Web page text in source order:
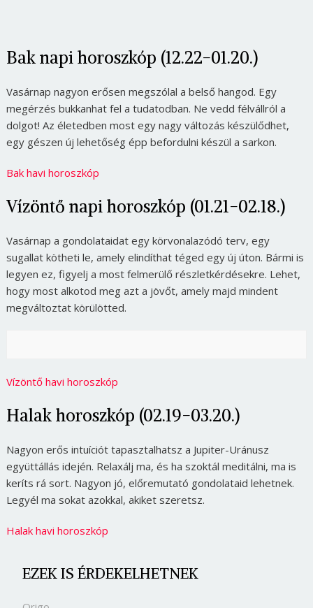
Bak napi horoszkóp (12.22-01.20.)
Vasárnap nagyon erősen megszólal a belső hangod. Egy
megérzés bukkanhat fel a tudatodban. Ne vedd félvállról a
dolgot! Az életedben most egy nagy változás készülődhet,
egy gészen új lehetőség épp befordulni készül a sarkon.
Bak havi horoszkóp
Vízöntő napi horoszkóp (01.21-02.18.)
Vasárnap a gondolataidat egy körvonalazódó terv, egy
sugallat kötheti le, amely elindíthat téged egy új úton. Bármi is
legyen ez, figyelj a most felmerülő részletkérdésekre. Lehet,
hogy most alkotod meg azt a jövőt, amely majd mindent
megváltoztat körülötted.
Vízöntő havi horoszkóp
Halak horoszkóp (02.19-03.20.)
Nagyon erős intuíciót tapasztalhatsz a Jupiter-Uránusz
együttállás idején. Relaxálj ma, és ha szoktál meditálni, ma is
keríts rá sort. Nagyon jó, előremutató gondolataid lehetnek.
Legyél ma sokat azokkal, akiket szeretsz.
Halak havi horoszkóp
EZEK IS ÉRDEKELHETNEK